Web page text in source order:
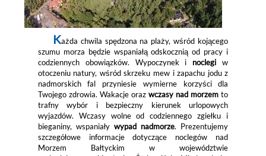
Każda chwila spędzona na plaży, wśród kojącego
szumu morza będzie wspaniałą odskocznią od pracy i
codziennych obowiązków. Wypoczynek i noclegi w
otoczeniu natury, wśród skrzeku mew i zapachu jodu z
nadmorskich fal przyniesie wymierne korzyści dla
Twojego zdrowia. Wakacje orazwczasy nad morzem to
trafny wybór i bezpieczny kierunek urlopowych
wyjazdów. Wczasy wolne od codziennego zgiełku i
bieganiny, wspaniały wypad nadmorze. Prezentujemy
szczegółowe informacje dotyczące noclegów nad
Morzem Bałtyckim w województwie